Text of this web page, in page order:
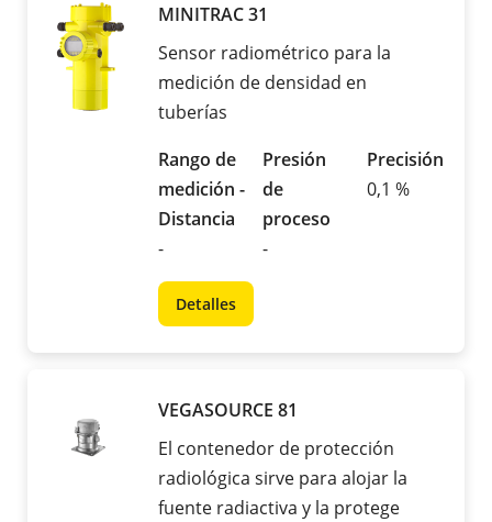
MINITRAC 31
Sensor radiométrico para la
medición de densidad en
tuberías
Rango de
medición -
Distancia
-
Presión
de
proceso
-
Precisión
0,1 %
Detalles
VEGASOURCE 81
El contenedor de protección
radiológica sirve para alojar la
fuente radiactiva y la protege